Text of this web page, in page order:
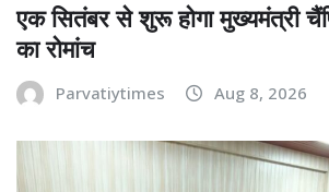
एक सितंबर से शुरू होगा मुख्यमंत्री
का रोमांच
Parvatiytimes Aug 8, 2026